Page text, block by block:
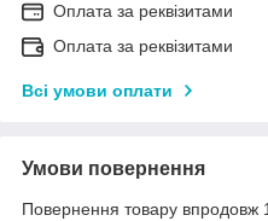
Оплата за реквізитами
Оплата за реквізитами
Всі умови оплати
Умови повернення
Повернення товару впродовж